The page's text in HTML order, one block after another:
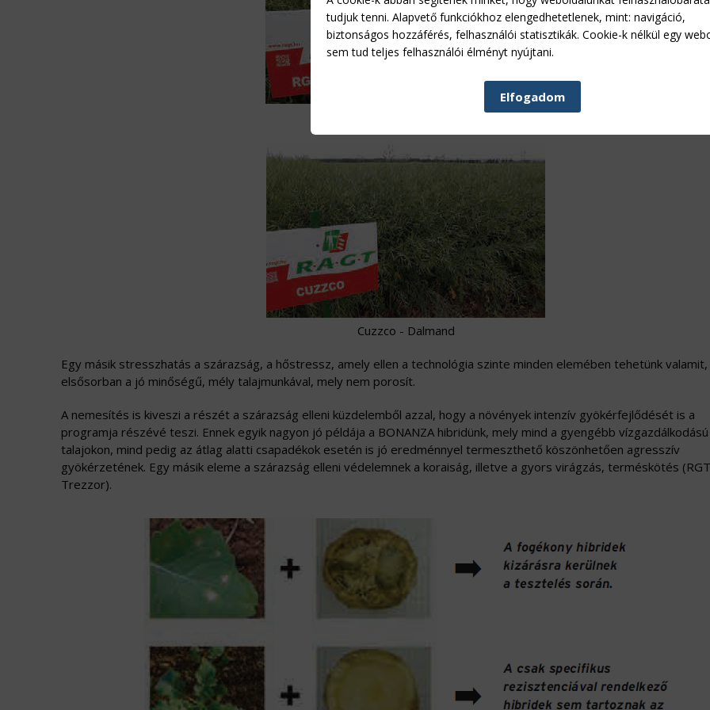
Cuzzco - Dalmand
Egy másik stresszhatás a szárazság, a hőstressz, amely ellen a technológia szinte minden elemében tehetünk valamit,
elsősorban a jó minőségű, mély talajmunkával, mely nem porosít.
A nemesítés is kiveszi a részét a szárazság elleni küzdelemből azzal, hogy a növények intenzív gyökérfejlődését is a
programja részévé teszi. Ennek egyik nagyon jó példája a BONANZA hibridünk, mely mind a gyengébb vízgazdálkodású
talajokon, mind pedig az átlag alatti csapadékok esetén is jó eredménnyel termeszthető köszönhetően agresszív
gyökérzetének. Egy másik eleme a szárazság elleni védelemnek a koraiság, illetve a gyors virágzás, terméskötés (RGT
Trezzor).
tudjuk tenni. Alapvető funkciókhoz elengedhetetlenek, mint: navigáció,
biztonságos hozzáférés, felhasználói statisztikák. Cookie-k nélkül egy
sem tud teljes felhasználói élményt nyújtani.
Elfogadom